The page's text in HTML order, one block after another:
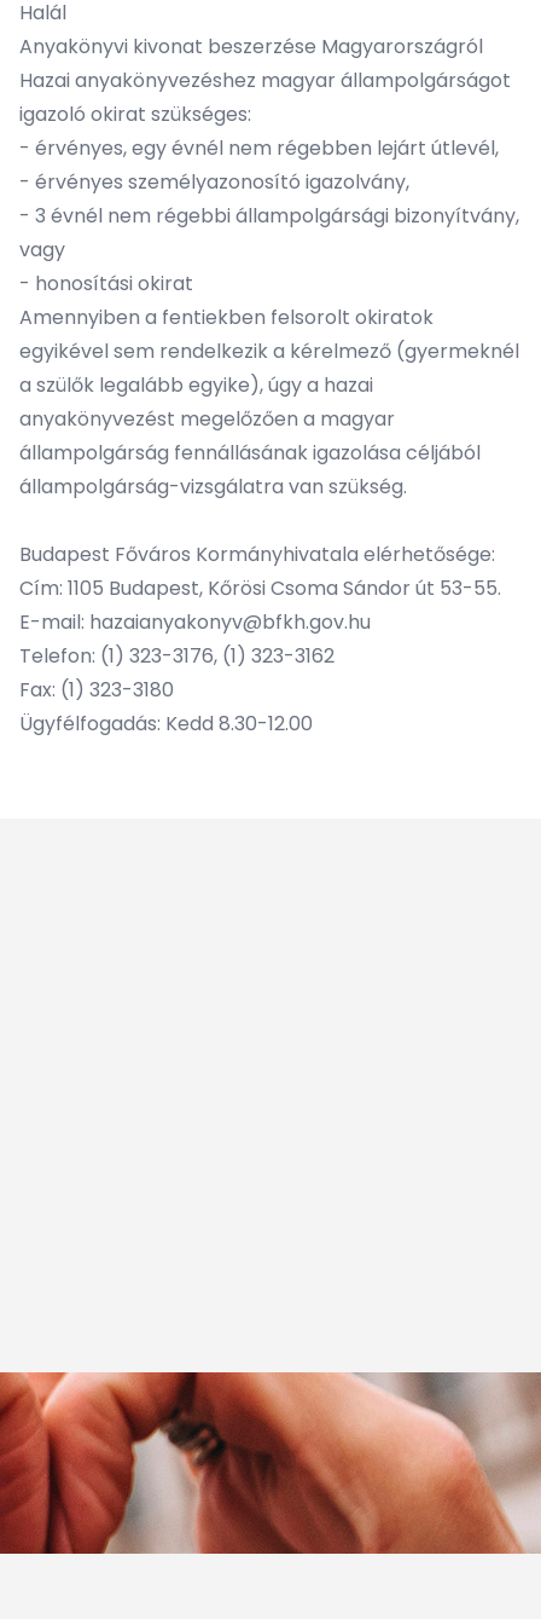
Halál
Anyakönyvi kivonat beszerzése Magyarországról
Hazai anyakönyvezéshez magyar állampolgárságot
igazoló okirat szükséges:
- érvényes, egy évnél nem régebben lejárt útlevél,
- érvényes személyazonosító igazolvány,
- 3 évnél nem régebbi állampolgársági bizonyítvány,
vagy
- honosítási okirat
Amennyiben a fentiekben felsorolt okiratok
egyikével sem rendelkezik a kérelmező (gyermeknél
a szülők legalább egyike), úgy a hazai
anyakönyvezést megelőzően a magyar
állampolgárság fennállásának igazolása céljából
állampolgárság-vizsgálatra van szükség.
Budapest Főváros Kormányhivatala elérhetősége:
Cím: 1105 Budapest, Kőrösi Csoma Sándor út 53-55.
E-mail: hazaianyakonyv@bfkh.gov.hu
Telefon: (1) 323-3176, (1) 323-3162
Fax: (1) 323-3180
Ügyfélfogadás: Kedd 8.30-12.00